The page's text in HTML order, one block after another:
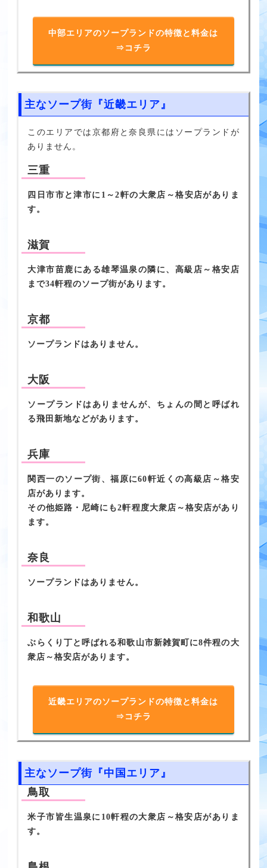
中部エリアのソープランドの特徴と料金は
⇒コチラ
主なソープ街『近畿エリア』
このエリアでは京都府と奈良県にはソープランドが
ありません。
三重
四日市市と津市に1～2軒の大衆店～格安店がありま
す。
滋賀
大津市苗鹿にある雄琴温泉の隣に、高級店～格安店
まで34軒程のソープ街があります。
京都
ソープランドはありません。
大阪
ソープランドはありませんが、ちょんの間と呼ばれ
る飛田新地などがあります。
兵庫
関西一のソープ街、福原に60軒近くの高級店～格安
店があります。
その他姫路・尼崎にも2軒程度大衆店～格安店があり
ます。
奈良
ソープランドはありません。
和歌山
ぶらくり丁と呼ばれる和歌山市新雑賀町に8件程の大
衆店～格安店があります。
近畿エリアのソープランドの特徴と料金は
⇒コチラ
主なソープ街『中国エリア』
鳥取
米子市皆生温泉に10軒程の大衆店～格安店がありま
す。